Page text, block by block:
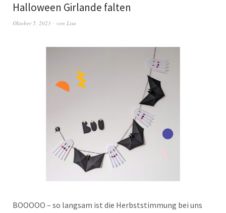
Halloween Girlande falten
Oktober 5, 2023 von Lisa
BOOOOO – so langsam ist die Herbststimmung bei uns